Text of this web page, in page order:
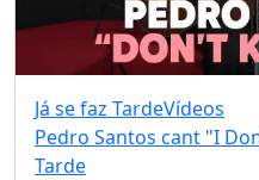
Já se faz TardeVídeos
Pedro Santos cant "I
Tarde